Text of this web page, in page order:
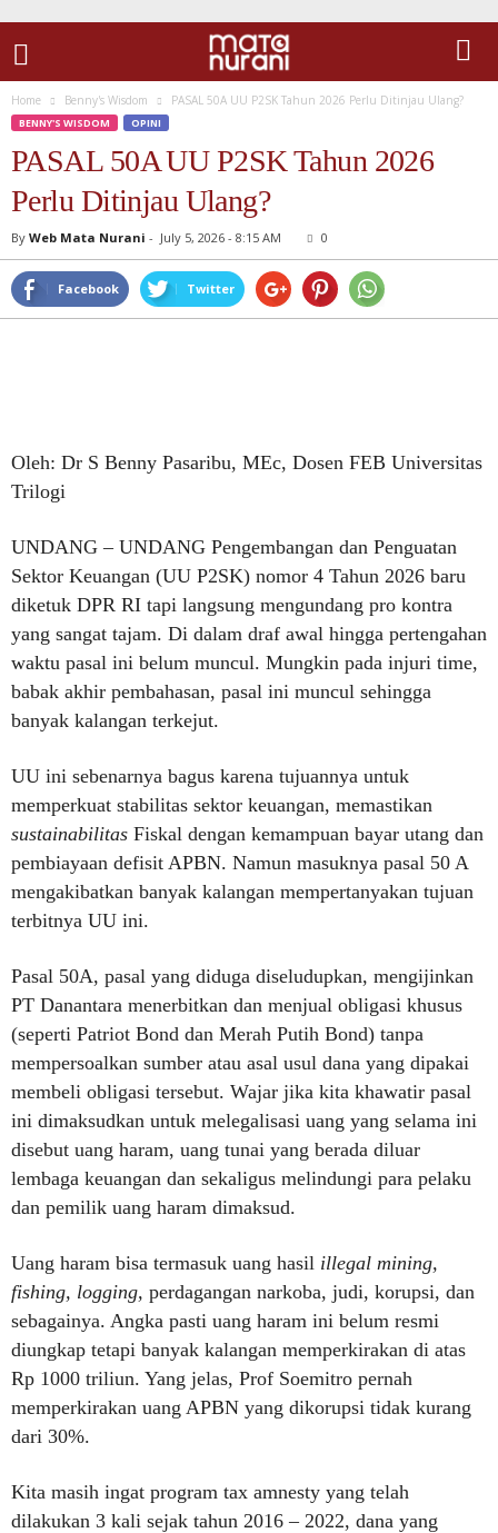
Home Benny's Wisdom PASAL 50A UU P2SK Tahun 2026 Perlu Ditinjau Ulang?
BENNY'S WISDOM OPINI
PASAL 50A UU P2SK Tahun 2026
Perlu Ditinjau Ulang?
By Web Mata Nurani - July 5, 2026 - 8:15 AM 0
Facebook Twitter
Oleh: Dr S Benny Pasaribu, MEc, Dosen FEB Universitas
Trilogi
UNDANG – UNDANG Pengembangan dan Penguatan
Sektor Keuangan (UU P2SK) nomor 4 Tahun 2026 baru
diketuk DPR RI tapi langsung mengundang pro kontra
yang sangat tajam. Di dalam draf awal hingga pertengahan
waktu pasal ini belum muncul. Mungkin pada injuri time,
babak akhir pembahasan, pasal ini muncul sehingga
banyak kalangan terkejut.
UU ini sebenarnya bagus karena tujuannya untuk
memperkuat stabilitas sektor keuangan, memastikan
sustainabilitas Fiskal dengan kemampuan bayar utang dan
pembiayaan defisit APBN. Namun masuknya pasal 50 A
mengakibatkan banyak kalangan mempertanyakan tujuan
terbitnya UU ini.
Pasal 50A, pasal yang diduga diseludupkan, mengijinkan
PT Danantara menerbitkan dan menjual obligasi khusus
(seperti Patriot Bond dan Merah Putih Bond) tanpa
mempersoalkan sumber atau asal usul dana yang dipakai
membeli obligasi tersebut. Wajar jika kita khawatir pasal
ini dimaksudkan untuk melegalisasi uang yang selama ini
disebut uang haram, uang tunai yang berada diluar
lembaga keuangan dan sekaligus melindungi para pelaku
dan pemilik uang haram dimaksud.
Uang haram bisa termasuk uang hasil illegal mining,
fishing, logging, perdagangan narkoba, judi, korupsi, dan
sebagainya. Angka pasti uang haram ini belum resmi
diungkap tetapi banyak kalangan memperkirakan di atas
Rp 1000 triliun. Yang jelas, Prof Soemitro pernah
memperkirakan uang APBN yang dikorupsi tidak kurang
dari 30%.
Kita masih ingat program tax amnesty yang telah
dilakukan 3 kali sejak tahun 2016 – 2022, dana yang